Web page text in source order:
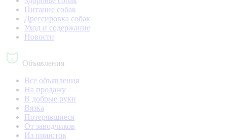
Питание собак
Дрессировка собак
Уход и содержание
Новости
Объявления
Все объявления
На продажу
В добрые руки
Вязка
Потерявшиеся
От заводчиков
Из приютов